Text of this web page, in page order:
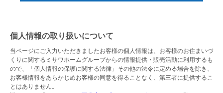
個人情報の取り扱いについて
当ページにご入力いただきましたお客様の個人情報は、お客様のお住まいづ
くりに関するミサワホームグループからの情報提供・販売活動に利用するも
ので、「個人情報の保護に関する法律」その他の法令に定める場合を除き、
お客様情報をあらかじめお客様の同意を得ることなく、第三者に提供するこ
とはありません。